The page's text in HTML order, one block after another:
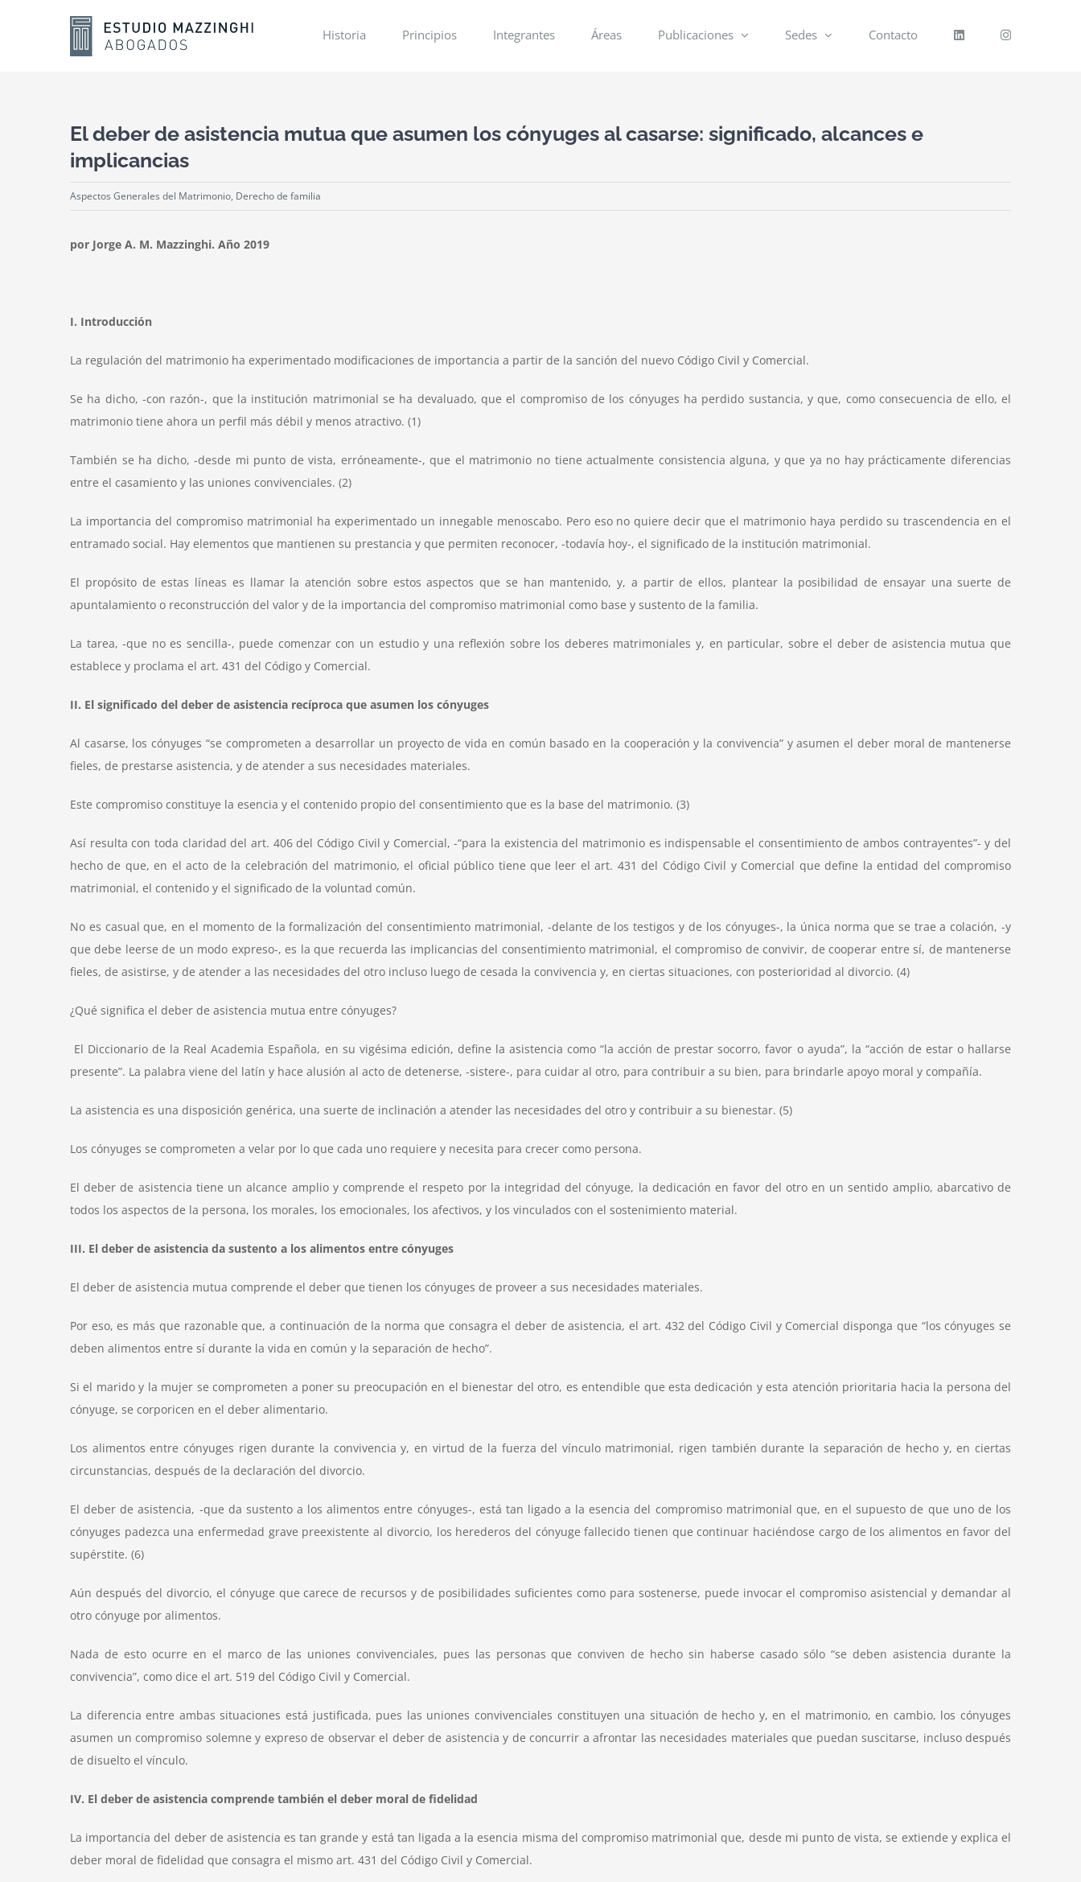
Historia Principios Integrantes Áreas Publicaciones Sedes Contacto
El deber de asistencia mutua que asumen los cónyuges al casarse: significado, alcances e
implicancias
Aspectos Generales del Matrimonio, Derecho de familia
por Jorge A. M. Mazzinghi. Año 2019
I. Introducción
La regulación del matrimonio ha experimentado modificaciones de importancia a partir de la sanción del nuevo Código Civil y Comercial.
Se ha dicho, -con razón-, que la institución matrimonial se ha devaluado, que el compromiso de los cónyuges ha perdido sustancia, y que, como consecuencia de ello, el
matrimonio tiene ahora un perfil más débil y menos atractivo. (1)
También se ha dicho, -desde mi punto de vista, erróneamente-, que el matrimonio no tiene actualmente consistencia alguna, y que ya no hay prácticamente diferencias
entre el casamiento y las uniones convivenciales. (2)
La importancia del compromiso matrimonial ha experimentado un innegable menoscabo. Pero eso no quiere decir que el matrimonio haya perdido su trascendencia en el
entramado social. Hay elementos que mantienen su prestancia y que permiten reconocer, -todavía hoy-, el significado de la institución matrimonial.
El propósito de estas líneas es llamar la atención sobre estos aspectos que se han mantenido, y, a partir de ellos, plantear la posibilidad de ensayar una suerte de
apuntalamiento o reconstrucción del valor y de la importancia del compromiso matrimonial como base y sustento de la familia.
La tarea, -que no es sencilla-, puede comenzar con un estudio y una reflexión sobre los deberes matrimoniales y, en particular, sobre el deber de asistencia mutua que
establece y proclama el art. 431 del Código y Comercial.
II. El significado del deber de asistencia recíproca que asumen los cónyuges
Al casarse, los cónyuges “se comprometen a desarrollar un proyecto de vida en común basado en la cooperación y la convivencia” y asumen el deber moral de mantenerse
fieles, de prestarse asistencia, y de atender a sus necesidades materiales.
Este compromiso constituye la esencia y el contenido propio del consentimiento que es la base del matrimonio. (3)
Así resulta con toda claridad del art. 406 del Código Civil y Comercial, -“para la existencia del matrimonio es indispensable el consentimiento de ambos contrayentes”- y del
hecho de que, en el acto de la celebración del matrimonio, el oficial público tiene que leer el art. 431 del Código Civil y Comercial que define la entidad del compromiso
matrimonial, el contenido y el significado de la voluntad común.
No es casual que, en el momento de la formalización del consentimiento matrimonial, -delante de los testigos y de los cónyuges-, la única norma que se trae a colación, -y
que debe leerse de un modo expreso-, es la que recuerda las implicancias del consentimiento matrimonial, el compromiso de convivir, de cooperar entre sí, de mantenerse
fieles, de asistirse, y de atender a las necesidades del otro incluso luego de cesada la convivencia y, en ciertas situaciones, con posterioridad al divorcio. (4)
¿Qué significa el deber de asistencia mutua entre cónyuges?
El Diccionario de la Real Academia Española, en su vigésima edición, define la asistencia como “la acción de prestar socorro, favor o ayuda”, la “acción de estar o hallarse
presente”. La palabra viene del latín y hace alusión al acto de detenerse, -sistere-, para cuidar al otro, para contribuir a su bien, para brindarle apoyo moral y compañía.
La asistencia es una disposición genérica, una suerte de inclinación a atender las necesidades del otro y contribuir a su bienestar. (5)
Los cónyuges se comprometen a velar por lo que cada uno requiere y necesita para crecer como persona.
El deber de asistencia tiene un alcance amplio y comprende el respeto por la integridad del cónyuge, la dedicación en favor del otro en un sentido amplio, abarcativo de
todos los aspectos de la persona, los morales, los emocionales, los afectivos, y los vinculados con el sostenimiento material.
III. El deber de asistencia da sustento a los alimentos entre cónyuges
El deber de asistencia mutua comprende el deber que tienen los cónyuges de proveer a sus necesidades materiales.
Por eso, es más que razonable que, a continuación de la norma que consagra el deber de asistencia, el art. 432 del Código Civil y Comercial disponga que “los cónyuges se
deben alimentos entre sí durante la vida en común y la separación de hecho”.
Si el marido y la mujer se comprometen a poner su preocupación en el bienestar del otro, es entendible que esta dedicación y esta atención prioritaria hacia la persona del
cónyuge, se corporicen en el deber alimentario.
Los alimentos entre cónyuges rigen durante la convivencia y, en virtud de la fuerza del vínculo matrimonial, rigen también durante la separación de hecho y, en ciertas
circunstancias, después de la declaración del divorcio.
El deber de asistencia, -que da sustento a los alimentos entre cónyuges-, está tan ligado a la esencia del compromiso matrimonial que, en el supuesto de que uno de los
cónyuges padezca una enfermedad grave preexistente al divorcio, los herederos del cónyuge fallecido tienen que continuar haciéndose cargo de los alimentos en favor del
supérstite. (6)
Aún después del divorcio, el cónyuge que carece de recursos y de posibilidades suficientes como para sostenerse, puede invocar el compromiso asistencial y demandar al
otro cónyuge por alimentos.
Nada de esto ocurre en el marco de las uniones convivenciales, pues las personas que conviven de hecho sin haberse casado sólo “se deben asistencia durante la
convivencia”, como dice el art. 519 del Código Civil y Comercial.
La diferencia entre ambas situaciones está justificada, pues las uniones convivenciales constituyen una situación de hecho y, en el matrimonio, en cambio, los cónyuges
asumen un compromiso solemne y expreso de observar el deber de asistencia y de concurrir a afrontar las necesidades materiales que puedan suscitarse, incluso después
de disuelto el vínculo.
IV. El deber de asistencia comprende también el deber moral de fidelidad
La importancia del deber de asistencia es tan grande y está tan ligada a la esencia misma del compromiso matrimonial que, desde mi punto de vista, se extiende y explica el
deber moral de fidelidad que consagra el mismo art. 431 del Código Civil y Comercial.